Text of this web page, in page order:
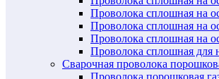
Проволока сплошная на
Проволока сплошная на
Проволока сплошная на
Проволока сплошная для
Сварочная проволока